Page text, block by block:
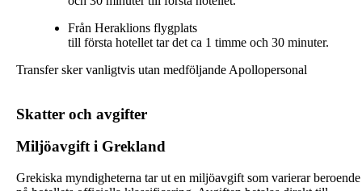
Från Heraklions flygplats
till första hotellet tar det ca 1 timme och 30 minuter.
Transfer sker vanligtvis utan medföljande Apollopersonal
Skatter och avgifter
Miljöavgift i Grekland
Grekiska myndigheterna tar ut en miljöavgift som varierar beroende